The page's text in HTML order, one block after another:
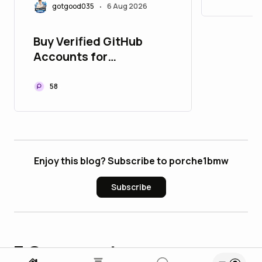
gotgood035 • 6 Aug 2026
Buy Verified GitHub
Accounts for
58
Enjoy this blog? Subscribe to porche1bmw
Subscribe
7Comments